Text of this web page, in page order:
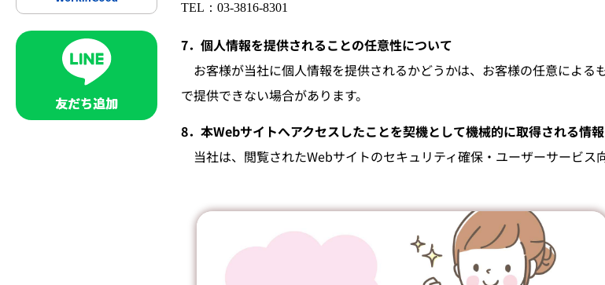
TEL：03-3816-8301
7．個人情報を提供されることの任意性について
お客様が当社に個人情報を提供されるかどうかは、お客様の任意によ
で提供できない場合があります。
8．本Webサイトへアクセスしたことを契機として機械的に取得される情報
当社は、閲覧されたWebサイトのセキュリティ確保・ユーザーサービ